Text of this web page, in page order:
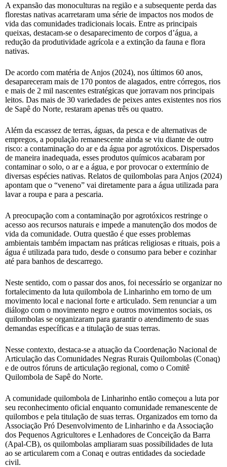
A expansão das monoculturas na região e a subsequente perda das
florestas nativas acarretaram uma série de impactos nos modos de
vida das comunidades tradicionais locais. Entre as principais
queixas, destacam-se o desaparecimento de corpos d’água, a
redução da produtividade agrícola e a extinção da fauna e flora
nativas.
De acordo com matéria de Anjos (2024), nos últimos 60 anos,
desapareceram mais de 170 pontos de alagados, entre córregos, rios
e mais de 2 mil nascentes estratégicas que jorravam nos principais
leitos. Das mais de 30 variedades de peixes antes existentes nos rios
de Sapê do Norte, restaram apenas três ou quatro.
Além da escassez de terras, águas, da pesca e de alternativas de
empregos, a população remanescente ainda se viu diante de outro
risco: a contaminação do ar e da água por agrotóxicos. Dispersados
de maneira inadequada, esses produtos químicos acabaram por
contaminar o solo, o ar e a água, e por provocar o extermínio de
diversas espécies nativas. Relatos de quilombolas para Anjos (2024)
apontam que o “veneno” vai diretamente para a água utilizada para
lavar a roupa e para a pescaria.
A preocupação com a contaminação por agrotóxicos restringe o
acesso aos recursos naturais e impede a manutenção dos modos de
vida da comunidade. Outra questão é que esses problemas
ambientais também impactam nas práticas religiosas e rituais, pois a
água é utilizada para tudo, desde o consumo para beber e cozinhar
até para banhos de descarrego.
Neste sentido, com o passar dos anos, foi necessário se organizar no
fortalecimento da luta quilombola de Linharinho em torno de um
movimento local e nacional forte e articulado. Sem renunciar a um
diálogo com o movimento negro e outros movimentos sociais, os
quilombolas se organizaram para garantir o atendimento de suas
demandas específicas e a titulação de suas terras.
Nesse contexto, destaca-se a atuação da Coordenação Nacional de
Articulação das Comunidades Negras Rurais Quilombolas (Conaq)
e de outros fóruns de articulação regional, como o Comitê
Quilombola de Sapê do Norte.
A comunidade quilombola de Linharinho então começou a luta por
seu reconhecimento oficial enquanto comunidade remanescente de
quilombos e pela titulação de suas terras. Organizados em torno da
Associação Pró Desenvolvimento de Linharinho e da Associação
dos Pequenos Agricultores e Lenhadores de Conceição da Barra
(Apal-CB), os quilombolas ampliaram suas possibilidades de luta
ao se articularem com a Conaq e outras entidades da sociedade
civil.